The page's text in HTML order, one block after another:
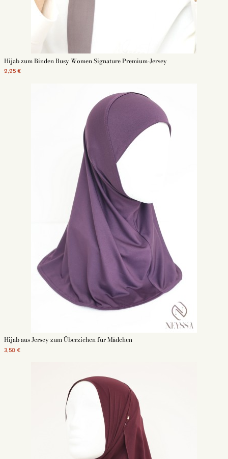
hijab am abend
Schwimm hijab
Hijab zum Binden Busy Women Signature Premium-Jersey
9,95 €
Hijab aus Jersey zum Überziehen für Mädchen
3,50 €